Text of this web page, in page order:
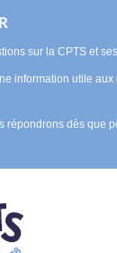
sur la CPTS et
information utile
répondrons dès que